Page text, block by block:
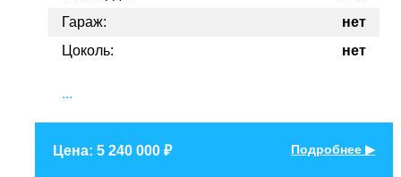
Гараж:
нет
Цоколь:
нет
...
Цена: 5 240 000 ₽ Подробнее ▶